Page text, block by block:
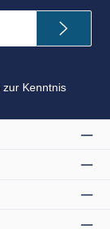
zur Kenntnis